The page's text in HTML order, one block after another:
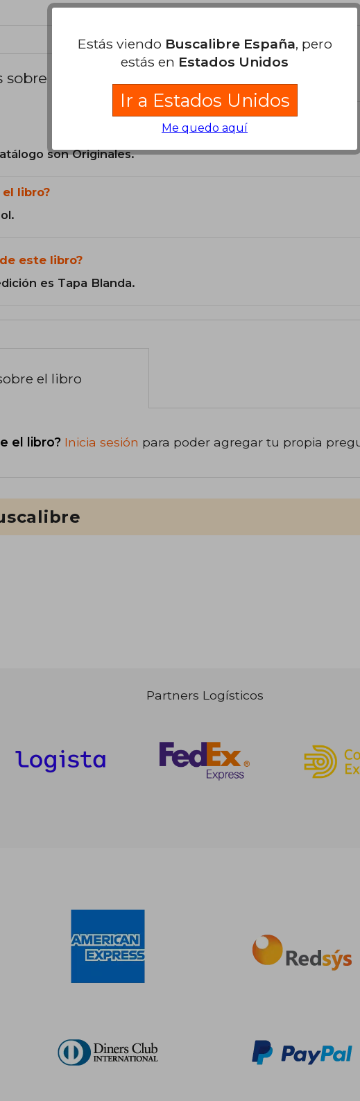
el libro
son Originales.
libro?
este libro?
es Tapa Blanda.
el libro
el libro? Inicia sesión para poder agregar tu propia
Partners Logísticos
Estás viendo Buscalibre España, pero
estás en Estados Unidos
Ir a Estados Unidos
Me quedo aquí